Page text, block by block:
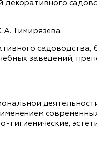
Тимирязева
садоводства,
заведений,